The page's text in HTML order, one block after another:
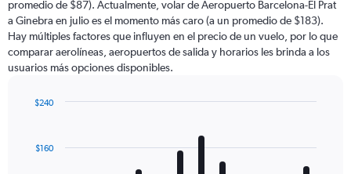
chart
has
1
Y
axis
values.
to
promedio de $87). Actualmente, volar de Aeropuerto Barcelona-El Prat
a Ginebra en julio es el momento más caro (a un promedio de $183).
Hay múltiples factores que influyen en el precio de un vuelo, por lo que
comparar aerolíneas, aeropuertos de salida y horarios les brinda a los
usuarios más opciones disponibles.
with
12
$160
$240